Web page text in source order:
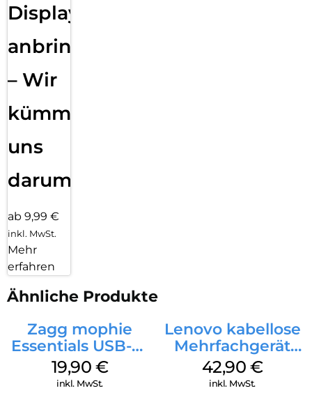
Displayfolie
anbringen
– Wir
kümmern
uns
darum!
ab 9,99 €
inkl. MwSt.
Mehr
erfahren
Ähnliche Produkte
Zagg mophie
Essentials USB-C-
20W Charger PD
Weiß
19,90 €
inkl. MwSt.
Lenovo kabellose
Mehrfachgerät
Luna Grey
42,90 €
inkl. MwSt.